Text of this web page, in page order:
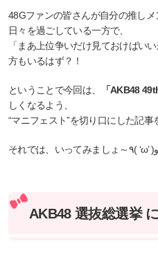
48Gファンの皆さんが自分の推し
日々を過ごしている一方で、
「まあ上位争いだけ見ておけばい
方もいるはず？！
ということで今回は、 「AKB48
しくなるよう、
“マニフェスト”を切り口にした記
それでは、いってみましょ～٩( ‘ω’ )و
AKB48 選抜総選挙